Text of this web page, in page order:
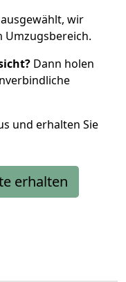
wir
Umzugsbereich.
Dann holen
und erhalten Sie
erhalten